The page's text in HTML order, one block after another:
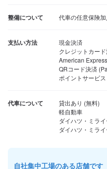
整備について 代車の任意保険
支払い方法
現金決済
クレジットカー
American
QRコード決済
ポイントサービ
代車について
貸出あり (無料)
軽自動車
ダイハツ・ミライ
ダイハツ・ミライ
自社集中工場のある店舗です